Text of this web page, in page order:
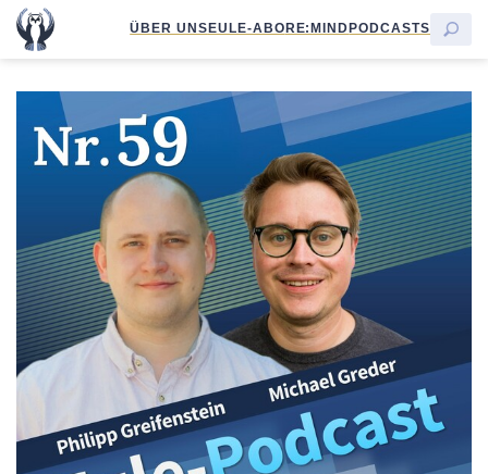
ÜBER UNSEULE-ABORE:MINDPODCASTS